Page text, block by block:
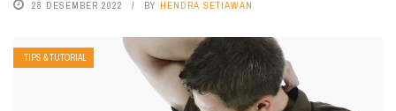
28 DESEMBER 2022 BY HENDRA SETIAWAN
TIPS & TUTORIAL